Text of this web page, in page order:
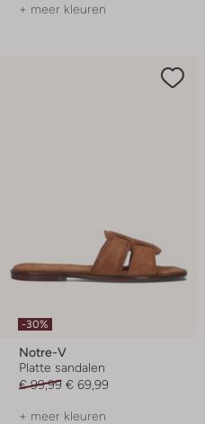
+ meer kleuren
-30%
Notre-V
Platte sandalen
€ 99,99 € 69,99
+ meer kleuren